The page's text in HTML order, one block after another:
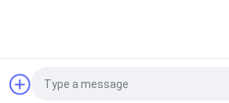
Demandez un devis